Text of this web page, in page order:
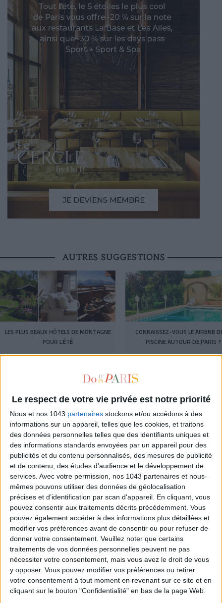
Le respect de votre vie privée est notre priorité
Nous et nos 1043 partenaires stockons et/ou accédons à des
informations sur un appareil, telles que les cookies, et traitons
des données personnelles telles que des identifiants uniques et
des informations standards envoyées par un appareil pour des
publicités et du contenu personnalisés, des mesures de publicité
et de contenu, des études d'audience et le développement de
services. Avec votre permission, nos 1043 partenaires et nous-
mêmes pouvons utiliser des données de géolocalisation
précises et d’identification par scan d'appareil. En cliquant, vous
pouvez consentir aux traitements décrits précédemment. Vous
pouvez également accéder à des informations plus détaillées et
modifier vos préférences avant de consentir ou pour refuser de
donner votre consentement. Veuillez noter que certains
traitements de vos données personnelles peuvent ne pas
nécessiter votre consentement, mais vous avez le droit de vous
y opposer. Vous pouvez modifier vos préférences ou retirer
votre consentement à tout moment en revenant sur ce site et en
cliquant sur le bouton "Confidentialité" en bas de la page Web.
AUTRES SUGGESTIONS
LES PLUS BEAUX HÔTELS DE MONTAGNE
POUR L’ÉTÉ
CONNAISSEZ-VOUS LE AIRBNB
PISCINE AUTOUR DE PARIS ?
LA SEMAINE DE DO IT
LES SNEAKERS STARS DE L’ÉTÉ